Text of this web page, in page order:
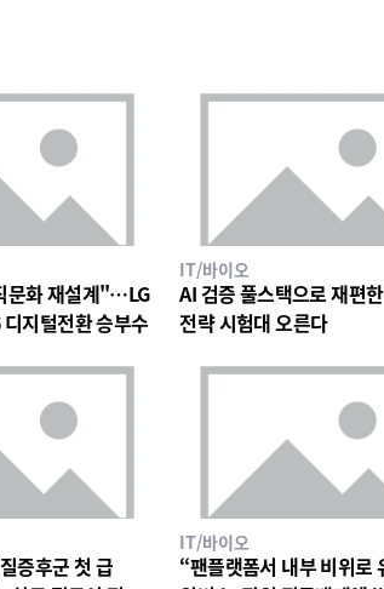
문화 재설계"…LG
지털전환 승부수
IT/바이오
AI 검증 풀스택으로 재편
전략 시험대 오른다
증후군 첫 급
IT/바이오
“팬플랫폼서 내부 비위